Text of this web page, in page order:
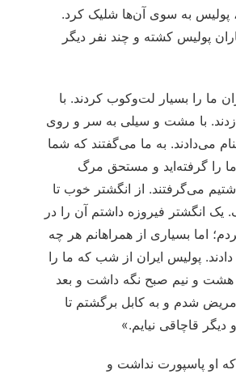
پولیس به سوی آن‌ها شلیک کرد.
پولیس کشته و چند نفر دیگر
ما را بسیار لت‌وکوب کردند. با
با مشت و سیلی به سر و روی
می‌دادند. به ما می‌گفتند که شما
را گرفته‌اید و مستحق مرگ
می‌گرفتند. از انگشتر خوب تا
یک انگشتر فیروزه داشتم آن را در
اما بسیاری از همراهانم هر چه
پولیس ایران از شب که ما را
و نیم صبح نگه داشت و بعد
شدم و به کابل برگشتم تا
دیگر قاچاقی نیایم.»
او پاسپورت نداشت و